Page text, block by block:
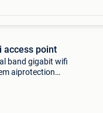
access point
band gigabit wifi
aiprotection